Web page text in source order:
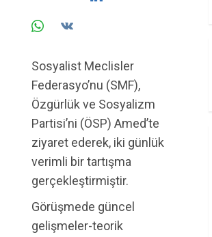
Sosyalist Meclisler
Federasyo’nu (SMF),
Özgürlük ve Sosyalizm
Partisi’ni (ÖSP) Amed’te
ziyaret ederek, iki günlük
verimli bir tartışma
gerçekleştirmiştir.
Görüşmede güncel
gelişmeler-teorik